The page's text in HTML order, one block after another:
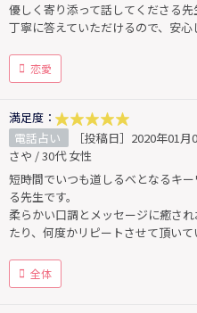
優しく寄り添って話してくださる先
丁寧に答えていただけるので、安心
恋愛
満足度：
電話占い
［投稿日］2020年01月
さや / 30代 女性
短時間でいつも道しるべとなるキ
る先生です。
柔らかい口調とメッセージに癒さ
たり、何度かリピートさせて頂いて
全体